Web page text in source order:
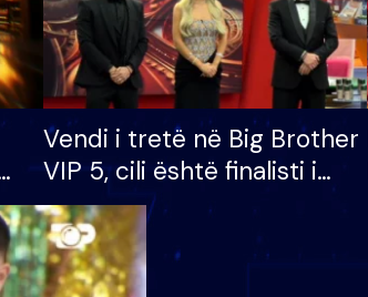
Vendi i tretë në Big Brother
VIP 5, cili është finalisti i
radhës që lë shtëpinë